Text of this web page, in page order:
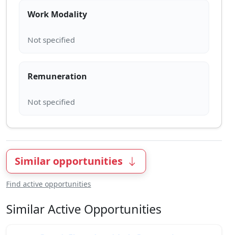
Work Modality
Remuneration
Similar opportunities
Find active opportunities
Similar Active Opportunities